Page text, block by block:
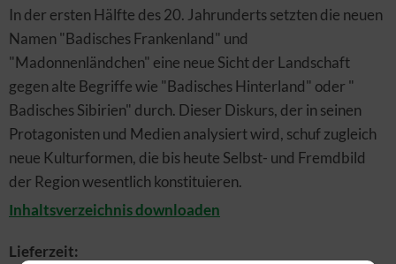
In der ersten Hälfte des 20. Jahrunderts setzten die neuen
Namen "Badisches Frankenland" und
"Madonnenländchen" eine neue Sicht der Landschaft
gegen alte Begriffe wie "Badisches Hinterland" oder "
Badisches Sibirien" durch. Dieser Diskurs, der in seinen
Protagonisten und Medien analysiert wird, schuf zugleich
neue Kulturformen, die bis heute Selbst- und Fremdbild
der Region wesentlich konstituieren.
Inhaltsverzeichnis downloaden
Lieferzeit: